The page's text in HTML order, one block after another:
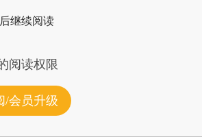
继续阅读
阅读权限
/会员升级